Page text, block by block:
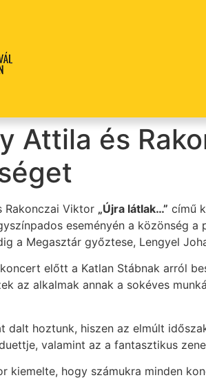
Attila és
Rakonczai Viktor „Újra látlak…” című
eseményén a közönség
a Megasztár győztese, Lengyel
előtt a Katlan Stábnak arról
az alkalmak annak a sokéves
dalt hoztunk, hiszen az elmúlt
valamint az a fantasztikus
kiemelte, hogy számukra minden